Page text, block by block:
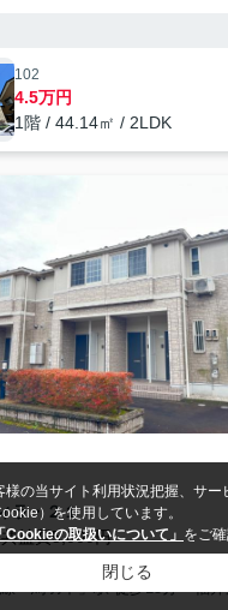
102
4.5万円
1階 / 44.14㎡ / 2LDK
ラ・２１
益費5,000円
/築17年 /2階建
様の当サイト利用状況把握、サー
）を使用しています。
Cookieの取扱いについて」 をご確
閉じる